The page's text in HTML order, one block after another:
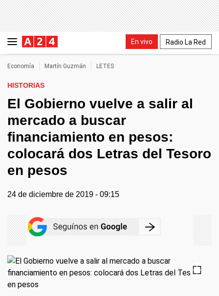
En vivo Radio La Red
Economía Martín Guzmán LETES
HISTORIAS
El Gobierno vuelve a salir al
mercado a buscar
financiamiento en pesos:
colocará dos Letras del Tesoro
en pesos
24 de diciembre de 2019 - 09:15